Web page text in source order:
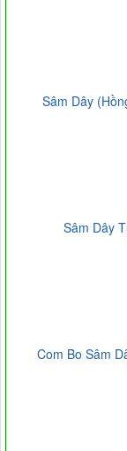
Sâm Dây
Sâm Dây
Com Bo Sâm